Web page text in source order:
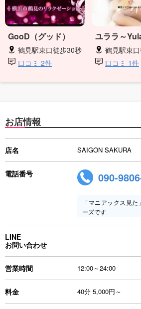
GooD（グッド）
鶴見駅東口徒歩30秒
口コミ 2件
ユララ～
鶴見駅東
口コミ 1件
お店情報
店名 SAIGON SAKURA
電話番号 090-
「マニアックス見
ーズです
LINE
お問い合わせ
営業時間 12:00～24:00
料金 40分 5,000円～